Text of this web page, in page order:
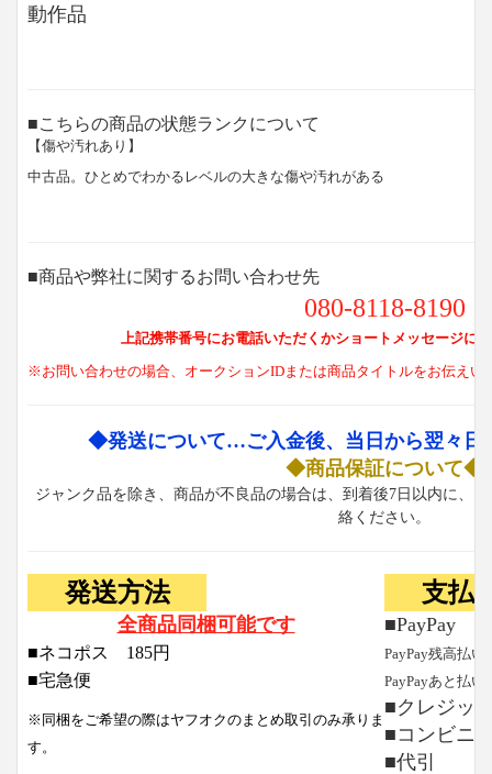
動作品
■こちらの商品の状態ランクについて
【傷や汚れあり】
中古品。ひとめでわかるレベルの大きな傷や汚れがある
■商品や弊社に関するお問い合わせ先
080-8118-8190
上記携帯番号にお電話いただくかショートメッセージに
※お問い合わせの場合、オークションIDまたは商品タイトルをお伝えい
◆発送について…ご入金後、当日から翌々日
◆商品保証について◆
ジャンク品を除き、商品が不良品の場合は、到着後7日以内に、
絡ください。
発送方法
全商品同梱可能です
■ネコポス 185円
■宅急便
※同梱をご希望の際はヤフオクのまとめ取引のみ承りま
す。
支払
■PayPay
PayPay残高払い
PayPayあと払い
■クレジッ
■コンビニ
■代引